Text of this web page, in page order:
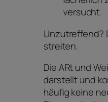
versucht.
Unzutreffend?
streiten.
Die ARt und
darstellt und
häufig keine